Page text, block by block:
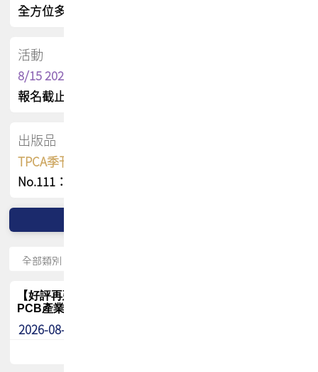
全方位多元曝光方案
活動
8/15 2026 TPCA健康盃保齡球聯誼賽
報名截止日 : 8/3 活動日期 : 8/15
出版品
TPCA季刊 FREE 線上版
No.111：PCB全球風險布局與韌性
【好評再延長】PCB GPT 全面開放體驗延長到8月!!
PCB產業專屬 AI 知識平台
2026-08-04